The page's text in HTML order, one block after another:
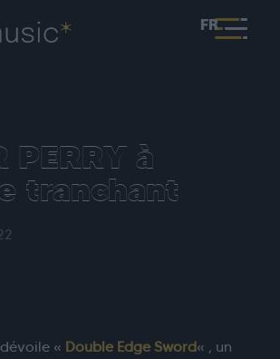
FR
PERRY à
tranchant
« Double Edge Sword« , un